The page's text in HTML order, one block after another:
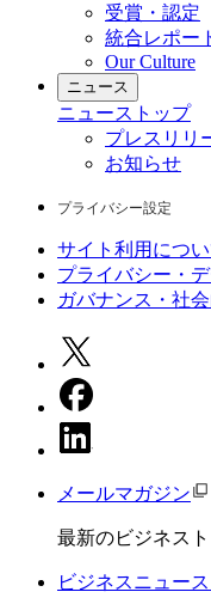
受賞・認定
統合レポー
Our Culture
ニュース
ニュース トップ
プレスリリ
お知らせ
プライバシー設定
サイト利用につ
プライバシー・
ガバナンス・社
メールマガジン
最新のビジネス
ビジネスニュー